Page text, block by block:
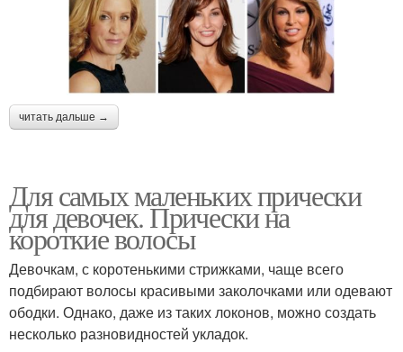
читать дальше →
Для самых маленьких прически
для девочек. Прически на
короткие волосы
Девочкам, с коротенькими стрижками, чаще всего
подбирают волосы красивыми заколочками или одевают
ободки. Однако, даже из таких локонов, можно создать
несколько разновидностей укладок.